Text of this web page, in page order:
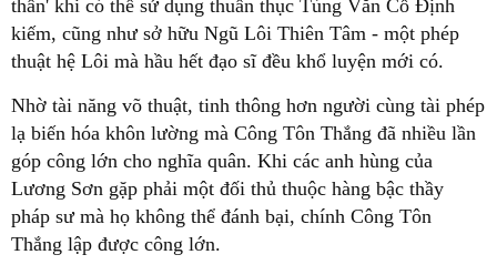
thần' khi có thể sử dụng thuần thục Tùng Văn Cổ Định
kiếm, cũng như sở hữu Ngũ Lôi Thiên Tâm - một phép
thuật hệ Lôi mà hầu hết đạo sĩ đều khổ luyện mới có.
Nhờ tài năng võ thuật, tinh thông hơn người cùng tài phép
lạ biến hóa khôn lường mà Công Tôn Thắng đã nhiều lần
góp công lớn cho nghĩa quân. Khi các anh hùng của
Lương Sơn gặp phải một đối thủ thuộc hàng bậc thầy
pháp sư mà họ không thể đánh bại, chính Công Tôn
Thắng lập được công lớn.